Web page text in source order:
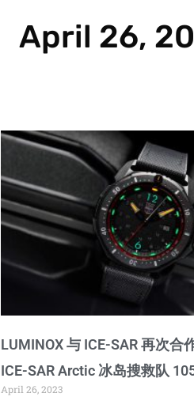
April 26,
LUMINOX 与 ICE-SAR 再次合
ICE-SAR Arctic 冰岛搜救队
April 26, 2023